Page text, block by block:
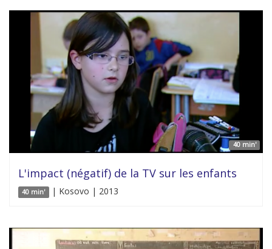
40 min'
L'impact (négatif) de la TV sur les enfants
40 min' | Kosovo | 2013